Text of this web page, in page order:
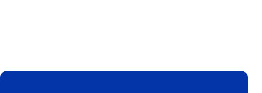
FOOTER